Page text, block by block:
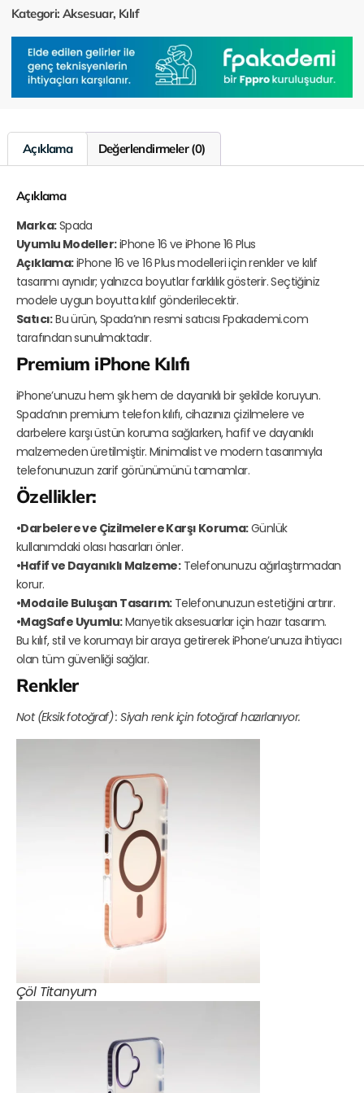
Kategori:Aksesuar, Kılıf
Açıklama Değerlendirmeler (0)
Açıklama
Marka:Spada
Uyumlu Modeller:iPhone 16 ve iPhone 16 Plus
Açıklama:iPhone 16 ve 16 Plus modelleri için renkler ve kılıf
tasarımı aynıdır; yalnızca boyutlar farklılık gösterir. Seçtiğiniz
modele uygun boyutta kılıf gönderilecektir.
Satıcı:Bu ürün, Spada’nın resmi satıcısı Fpakademi.com
tarafından sunulmaktadır.
Premium iPhone Kılıfı
iPhone’unuzu hem şık hem de dayanıklı bir şekilde koruyun.
Spada’nın premium telefon kılıfı, cihazınızı çizilmelere ve
darbelere karşı üstün koruma sağlarken, hafif ve dayanıklı
malzemeden üretilmiştir. Minimalist ve modern tasarımıyla
telefonunuzun zarif görünümünü tamamlar.
Özellikler:
•Darbelere ve Çizilmelere Karşı Koruma:Günlük
kullanımdaki olası hasarları önler.
•Hafif ve Dayanıklı Malzeme:Telefonunuzu ağırlaştırmadan
korur.
•Moda ile Buluşan Tasarım:Telefonunuzun estetiğini artırır.
•MagSafe Uyumlu:Manyetik aksesuarlar için hazır tasarım.
Bu kılıf, stil ve korumayı bir araya getirerek iPhone’unuza ihtiyacı
olan tüm güvenliği sağlar.
Renkler
Not (Eksik fotoğraf) : Siyah renk için fotoğraf hazırlanıyor.
Çöl Titanyum